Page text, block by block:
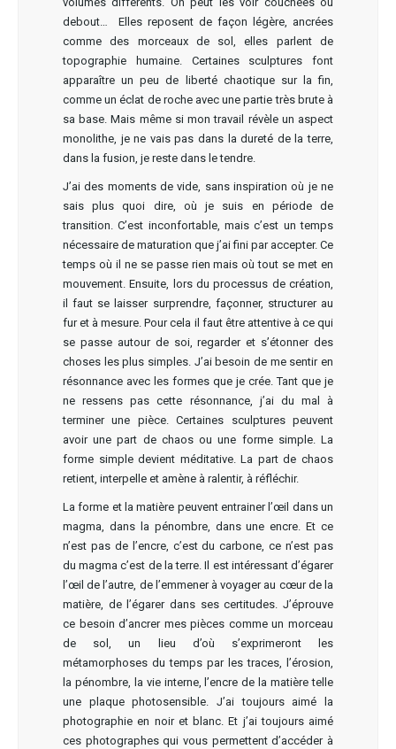
debout… Elles reposent de façon légère, ancrées
comme des morceaux de sol, elles parlent de
topographie humaine. Certaines sculptures font
apparaître un peu de liberté chaotique sur la fin,
comme un éclat de roche avec une partie très brute à
sa base. Mais même si mon travail révèle un aspect
monolithe, je ne vais pas dans la dureté de la terre,
dans la fusion, je reste dans le tendre.
J’ai des moments de vide, sans inspiration où je ne
sais plus quoi dire, où je suis en période de
transition. C’est inconfortable, mais c’est un temps
nécessaire de maturation que j’ai fini par accepter. Ce
temps où il ne se passe rien mais où tout se met en
mouvement. Ensuite, lors du processus de création,
il faut se laisser surprendre, façonner, structurer au
fur et à mesure. Pour cela il faut être attentive à ce qui
se passe autour de soi, regarder et s’étonner des
choses les plus simples. J’ai besoin de me sentir en
résonnance avec les formes que je crée. Tant que je
ne ressens pas cette résonnance, j’ai du mal à
terminer une pièce. Certaines sculptures peuvent
avoir une part de chaos ou une forme simple. La
forme simple devient méditative. La part de chaos
retient, interpelle et amène à ralentir, à réfléchir.
La forme et la matière peuvent entrainer l’œil dans un
magma, dans la pénombre, dans une encre. Et ce
n’est pas de l’encre, c’est du carbone, ce n’est pas
du magma c’est de la terre. Il est intéressant d’égarer
l’œil de l’autre, de l’emmener à voyager au cœur de la
matière, de l’égarer dans ses certitudes. J’éprouve
ce besoin d’ancrer mes pièces comme un morceau
de sol, un lieu d’où s’exprimeront les
métamorphoses du temps par les traces, l’érosion,
la pénombre, la vie interne, l’encre de la matière telle
une plaque photosensible. J’ai toujours aimé la
photographie en noir et blanc. Et j’ai toujours aimé
ces photographes qui vous permettent d’accéder à